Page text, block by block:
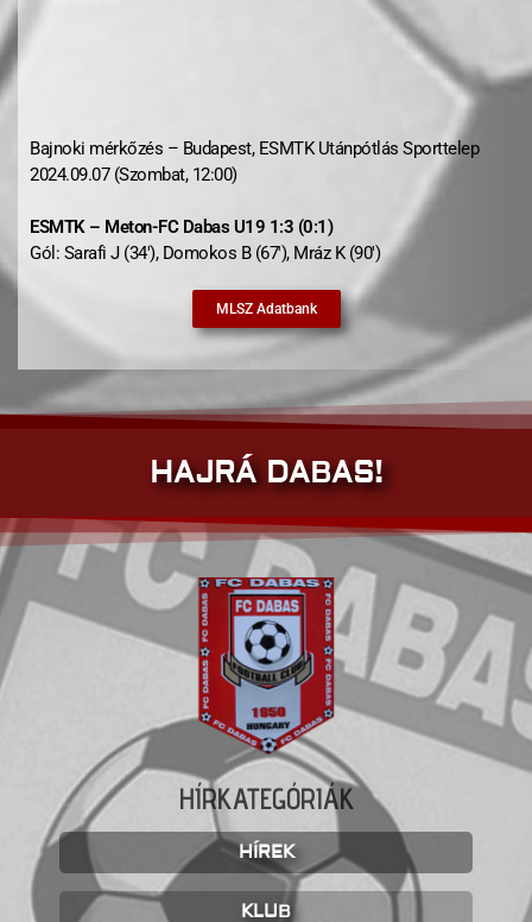
Bajnoki mérkőzés – Budapest, ESMTK Utánpótlás Sporttelep
2024.09.07 (Szombat, 12:00)
ESMTK – Meton-FC Dabas U19 1:3 (0:1)
Gól: Sarafi J (34′), Domokos B (67′), Mráz K (90′)
MLSZ Adatbank
HAJRÁ DABAS!
HÍRKATEGÓRIÁK
HÍREK
KLUB